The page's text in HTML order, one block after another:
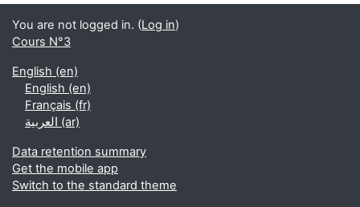
You are not logged in. (Log in)
Cours N°3
English ‎(en)‎
English ‎(en)‎
Français ‎(fr)‎
العربية ‎(ar)‎
Data retention summary
Get the mobile app
Switch to the standard theme